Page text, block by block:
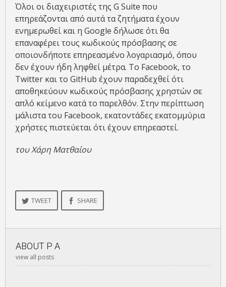
Όλοι οι διαχειριστές της G Suite που
επηρεάζονται από αυτά τα ζητήματα έχουν
ενημερωθεί και η Google δήλωσε ότι θα
επαναφέρει τους κωδικούς πρόσβασης σε
οποιονδήποτε επηρεασμένο λογαριασμό, όπου
δεν έχουν ήδη ληφθεί μέτρα. Το Facebook, το
Twitter και το GitHub έχουν παραδεχθεί ότι
αποθηκεύουν κωδικούς πρόσβασης χρηστών σε
απλό κείμενο κατά το παρελθόν. Στην περίπτωση
μάλιστα του Facebook, εκατοντάδες εκατομμύρια
χρήστες πιστεύεται ότι έχουν επηρεαστεί.
του Χάρη Ματθαίου
TWEET SHARE
ABOUT P A
view all posts